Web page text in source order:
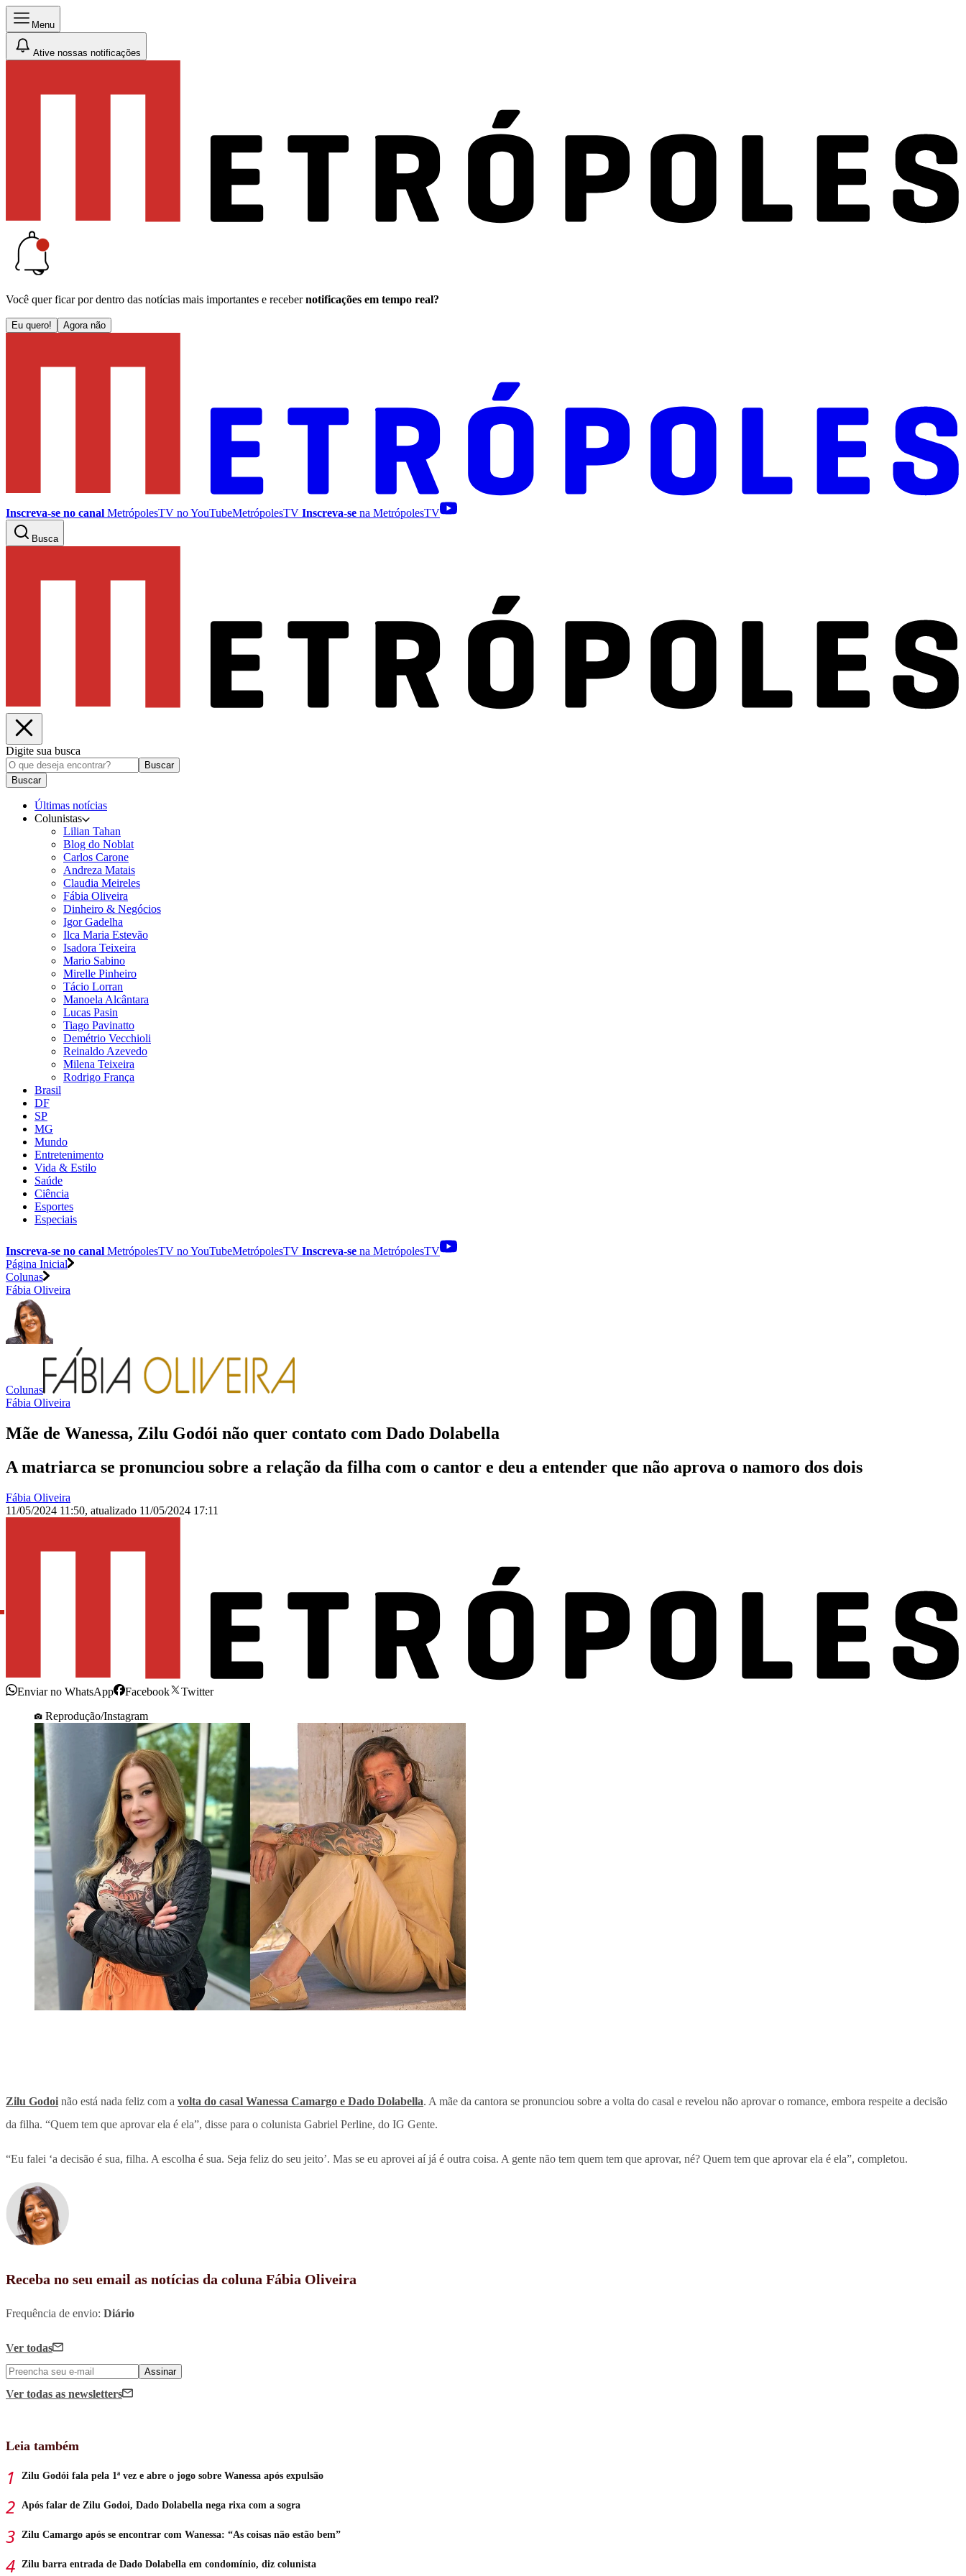
Menu
Ative nossas notificações
Você quer ficar por dentro das notícias mais importantes e receber notificações em tempo real?
Eu quero! Agora não
Inscreva-se no canal MetrópolesTV noYouTubeMetrópolesTV Inscreva-se na MetrópolesTV
Busca
Digite sua busca
Buscar
Buscar
Últimas notícias
Colunistas
Lilian Tahan
Blog do Noblat
Carlos Carone
Andreza Matais
Claudia Meireles
Fábia Oliveira
Dinheiro & Negócios
Igor Gadelha
Ilca Maria Estevão
Isadora Teixeira
Mario Sabino
Mirelle Pinheiro
Tácio Lorran
Manoela Alcântara
Lucas Pasin
Tiago Pavinatto
Demétrio Vecchioli
Reinaldo Azevedo
Milena Teixeira
Rodrigo França
Brasil
DF
SP
MG
Mundo
Entretenimento
Vida & Estilo
Saúde
Ciência
Esportes
Especiais
Inscreva-se no canal MetrópolesTV noYouTubeMetrópolesTV Inscreva-se na MetrópolesTV
Página Inicial
Colunas
Fábia Oliveira
Colunas
Fábia Oliveira
Mãe de Wanessa, Zilu Godói não quer contato com Dado Dolabella
A matriarca se pronunciou sobre a relação da filha com o cantor e deu a entender que não aprova o namoro dos dois
Fábia Oliveira
11/05/2024 11:50, atualizado 11/05/2024 17:11
Enviar no WhatsApp Facebook
Twitter
Reprodução/Instagram
Zilu Godoi não está nada feliz com a volta do casal Wanessa Camargo e Dado Dolabella. A mãe da cantora se pronunciou sobre a volta do casal e revelou não aprovar o romance, embora respeite a decisão
da filha. “Quem tem que aprovar ela é ela”, disse para o colunista Gabriel Perline, do IG Gente.
“Eu falei ‘a decisão é sua, filha. A escolha é sua. Seja feliz do seu jeito’. Mas se eu aprovei aí já é outra coisa. A gente não tem quem tem que aprovar, né? Quem tem que aprovar ela é ela”, completou.
Receba no seu email as notícias da coluna Fábia Oliveira
Frequência de envio: Diário
Ver todas
Assinar
Ver todas as newsletters
Leia também
Zilu Godói fala pela 1ª vez e abre o jogo sobre Wanessa após expulsão
Após falar de Zilu Godoi, Dado Dolabella nega rixa com a sogra
Zilu Camargo após se encontrar com Wanessa: “As coisas não estão bem”
Zilu barra entrada de Dado Dolabella em condomínio, diz colunista